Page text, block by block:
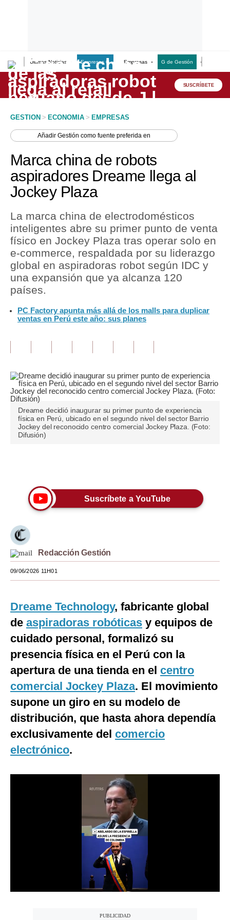
Últimas Noticias Empresas G Empresas G de Gestión
Lo último
Peru Quiosco
Economía
Mercados
Política
Finanzas Personales
Inmobiliarias
Plus G
Editorial
Pregunta de hoy
Blogs
Tendencias
Lujo
Estilos
EEUU
México
Tecnología
Club del Suscriptor
Mix
G de Gestión
Notas Contratadas
Podcast
SUSCRÍBETE
GESTION > ECONOMIA > EMPRESAS
AñadirGestión como fuente preferida en
Marca china de robots
aspiradores Dreame llega al
Jockey Plaza
La marca china de electrodomésticos
inteligentes abre su primer punto de venta
físico en Jockey Plaza tras operar solo en
e-commerce, respaldada por su liderazgo
global en aspiradoras robot según IDC y
una expansión que ya alcanza 120
países.
PC Factory apunta más allá de los malls para duplicar
ventas en Perú este año: sus planes
Dreame decidió inaugurar su primer punto de experiencia
física en Perú, ubicado en el segundo nivel del sector Barrio
Jockey del reconocido centro comercial Jockey Plaza. (Foto:
Difusión)
Suscríbete a YouTube
Redacción Gestión
09/06/2026 11H01
Dreame Technology, fabricante global
de aspiradoras robóticas y equipos de
cuidado personal, formalizó su
presencia física en el Perú con la
apertura de una tienda en el centro
comercial Jockey Plaza. El movimiento
supone un giro en su modelo de
distribución, que hasta ahora dependía
exclusivamente del comercio
electrónico.